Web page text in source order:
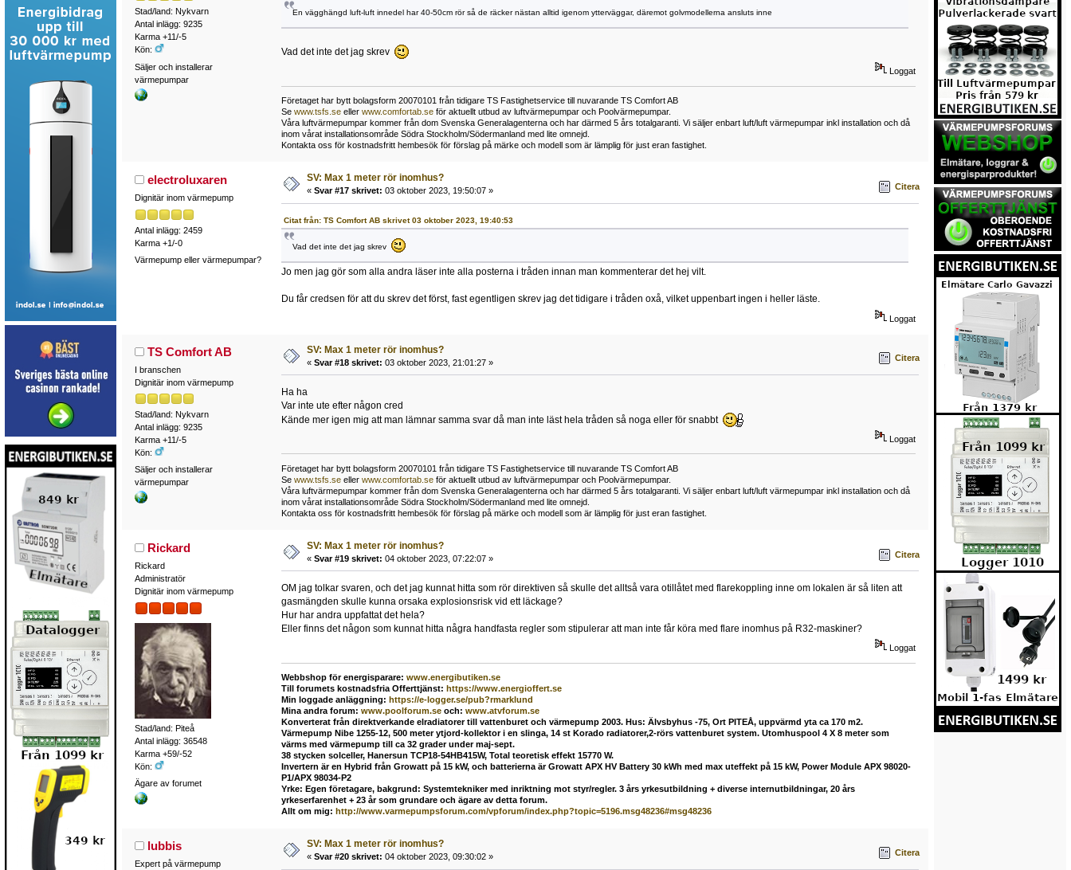
Stad/land: Nykvarn
Antal inlägg: 9235
Karma +11/-5
Kön:
Säljer och installerar
värmepumpar
En vägghängd luft-luft innedel har 40-50cm rör så de räcker nästan alltid igenom ytterväggar, däremot golvmodellerna ansluts inne
Vad det inte det jag skrev
Loggat
Företaget har bytt bolagsform 20070101 från tidigare TS Fastighetservice till nuvarande TS Comfort AB
Se www.tsfs.seeller www.comfortab.seför aktuellt utbud av luftvärmepumpar och Poolvärmepumpar.
Våra luftvärmepumpar kommer från dom Svenska Generalagenterna och har därmed 5 års totalgaranti. Vi säljer enbart luft/luft värmepumpar inkl installation och då
inom vårat installationsområde Södra Stockholm/Södermanland med lite omnejd.
Kontakta oss för kostnadsfritt hembesök för förslag på märke och modell som är lämplig för just eran fastighet.
electroluxaren
Dignitär inom värmepump
Antal inlägg: 2459
Karma +1/-0
Värmepump eller värmepumpar?
SV: Max 1 meter rör inomhus?
« Svar #17 skrivet: 03 oktober 2023, 19:50:07 » Citera
Citat från: TS Comfort AB skrivet 03 oktober 2023, 19:40:53
Vad det inte det jag skrev
Jo men jag gör som alla andra läser inte alla posterna i tråden innan man kommenterar det hej vilt.
Du får credsen för att du skrev det först, fast egentligen skrev jag det tidigare i tråden oxå, vilket uppenbart ingen i heller läste.
Loggat
TS Comfort AB
I branschen
Dignitär inom värmepump
Stad/land: Nykvarn
Antal inlägg: 9235
Karma +11/-5
Kön:
Säljer och installerar
värmepumpar
SV: Max 1 meter rör inomhus?
« Svar #18 skrivet: 03 oktober 2023, 21:01:27 » Citera
Ha ha
Var inte ute efter någon cred
Kände mer igen mig att man lämnar samma svar då man inte läst hela tråden så noga eller för snabbt
Loggat
Företaget har bytt bolagsform 20070101 från tidigare TS Fastighetservice till nuvarande TS Comfort AB
Se www.tsfs.seeller www.comfortab.seför aktuellt utbud av luftvärmepumpar och Poolvärmepumpar.
Våra luftvärmepumpar kommer från dom Svenska Generalagenterna och har därmed 5 års totalgaranti. Vi säljer enbart luft/luft värmepumpar inkl installation och då
inom vårat installationsområde Södra Stockholm/Södermanland med lite omnejd.
Kontakta oss för kostnadsfritt hembesök för förslag på märke och modell som är lämplig för just eran fastighet.
Rickard
Rickard
Administratör
Dignitär inom värmepump
Stad/land: Piteå
Antal inlägg: 36548
Karma +59/-52
Kön:
Ägare av forumet
SV: Max 1 meter rör inomhus?
« Svar #19 skrivet: 04 oktober 2023, 07:22:07 » Citera
OM jag tolkar svaren, och det jag kunnat hitta som rör direktiven så skulle det alltså vara otillåtet med flarekoppling inne om lokalen är så liten att
gasmängden skulle kunna orsaka explosionsrisk vid ett läckage?
Hur har andra uppfattat det hela?
Eller finns det någon som kunnat hitta några handfasta regler som stipulerar att man inte får köra med flare inomhus på R32-maskiner?
Loggat
Webbshop för energisparare: www.energibutiken.se
Till forumets kostnadsfria Offerttjänst: https://www.energioffert.se
Min loggade anläggning: https://e-logger.se/pub?rmarklund
Mina andra forum: www.poolforum.seoch: www.atvforum.se
Konverterat från direktverkande elradiatorer till vattenburet och värmepump 2003. Hus: Älvsbyhus -75, Ort PITEÅ, uppvärmd yta ca 170 m2.
Värmepump Nibe 1255-12, 500 meter ytjord-kollektor i en slinga, 14 st Korado radiatorer,2-rörs vattenburet system. Utomhuspool 4 X 8 meter som
värms med värmepump till ca 32 grader under maj-sept.
38 stycken solceller, Hanersun TCP18-54HB415W, Total teoretisk effekt 15770 W.
Invertern är en Hybrid från Growatt på 15 kW, och batterierna är Growatt APX HV Battery 30 kWh med max uteffekt på 15 kW, Power Module APX 98020-
P1/APX 98034-P2
Yrke: Egen företagare, bakgrund: Systemtekniker med inriktning mot styr/regler. 3 års yrkesutbildning + diverse internutbildningar, 20 års
yrkeserfarenhet + 23 år som grundare och ägare av detta forum.
Allt om mig: http://www.varmepumpsforum.com/vpforum/index.php?topic=5196.msg48236#msg48236
lubbis
Expert på värmepump
SV: Max 1 meter rör inomhus?
« Svar #20 skrivet: 04 oktober 2023, 09:30:02 » Citera